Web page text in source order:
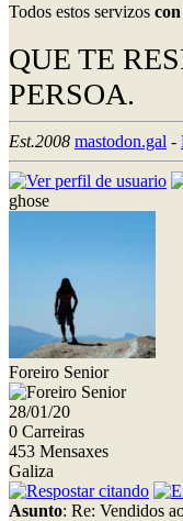
Todos estos servizos
QUE TE
PERSOA.
Est.2008 mastodon.gal -
ghose
Foreiro Senior
28/01/20
0 Carreiras
453 Mensaxes
Galiza
Asunto: Re: Vendidos